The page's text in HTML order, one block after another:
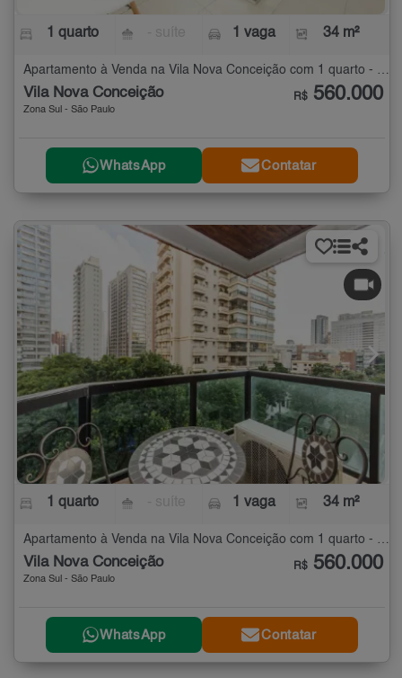
1 quarto 1 vaga 34 m²
Apartamento à Venda na Vila Nova Conceição com 1 quarto - 34 m²
Vila Nova Conceição
Zona Sul - São Paulo
R$ 560.000
WhatsApp Contatar
1 quarto 1 vaga 34 m²
Apartamento à Venda na Vila Nova Conceição com 1 quarto - 34 m²
Vila Nova Conceição
Zona Sul - São Paulo
R$ 560.000
WhatsApp Contatar